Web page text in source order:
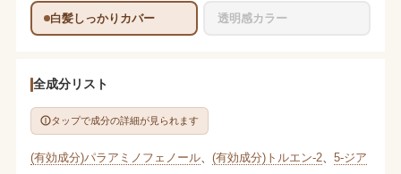
白髪しっかりカバー 透明感カラー
全成分リスト
タップで成分の詳細が見られます
(有効成分)パラアミノフェノール、 (有効成分)トルエン-2、 5-ジア